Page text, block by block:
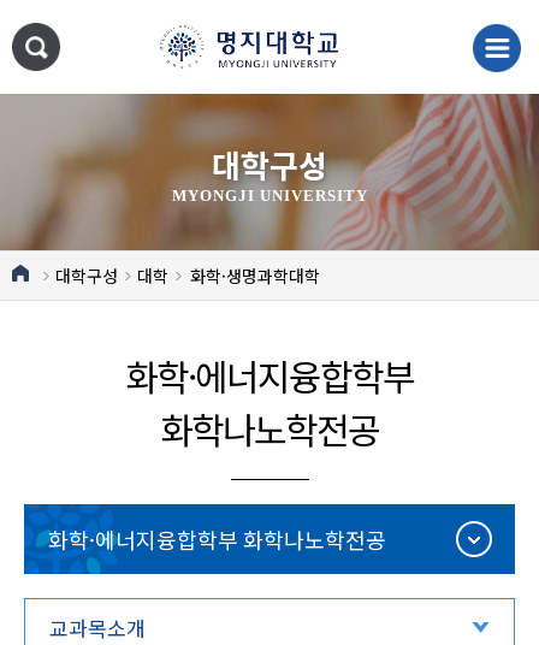
대학구성
MYONGJI UNIVERSITY
대학구성 대학 화학·생명과학대학
화학·에너지융합학부
화학나노학전공
화학·에너지융합학부 화학나노학전공
교과목소개